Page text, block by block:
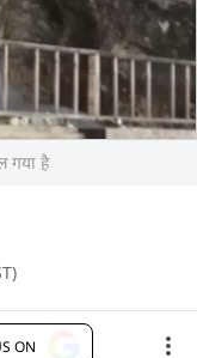
गया है
ON